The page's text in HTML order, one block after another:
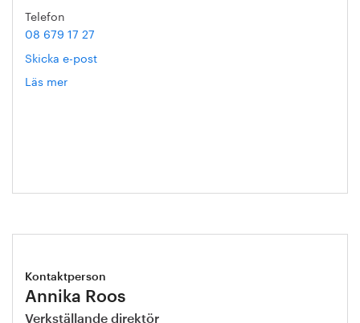
Telefon
08 679 17 27
Skicka e-post
Läs mer
Kontaktperson
Annika Roos
Verkställande direktör